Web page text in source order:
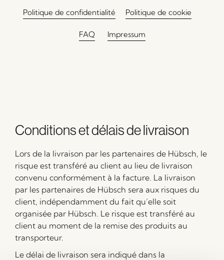
Politique de confidentialité Politique de cookie
FAQ Impressum
Conditions et délais de livraison
Lors de la livraison par les partenaires de Hübsch, le
risque est transféré au client au lieu de livraison
convenu conformément à la facture. La livraison
par les partenaires de Hübsch sera aux risques du
client, indépendamment du fait qu’elle soit
organisée par Hübsch. Le risque est transféré au
client au moment de la remise des produits au
transporteur.
Le délai de livraison sera indiqué dans la